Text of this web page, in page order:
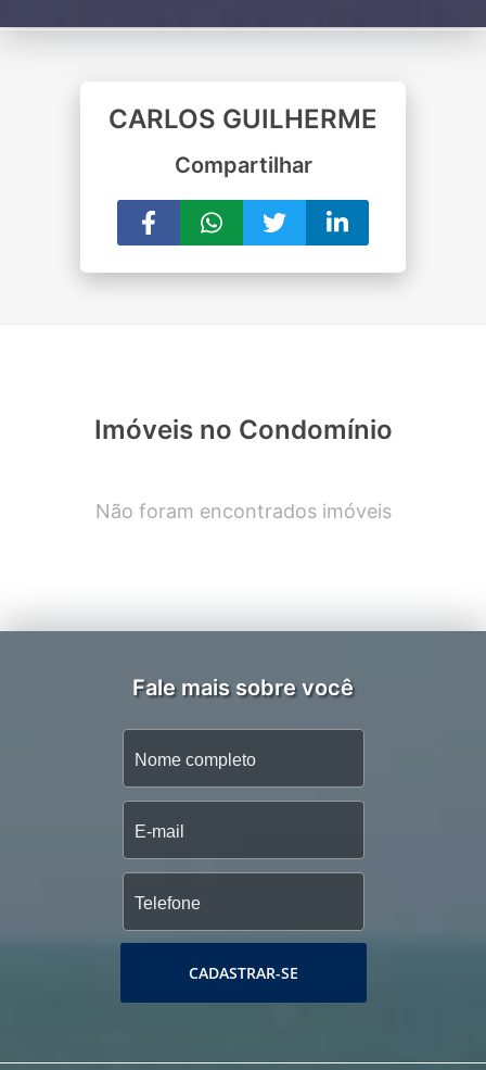
CARLOS GUILHERME
Compartilhar
Imóveis no Condomínio
Não foram encontrados imóveis
Fale mais sobre você
CADASTRAR-SE